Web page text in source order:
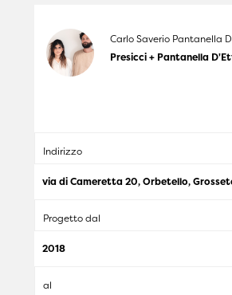
Carlo Saverio Pantanella
Presicci + Pantanella
Indirizzo
via di Cameretta 20, Orbetello,
Progetto dal
2018
al